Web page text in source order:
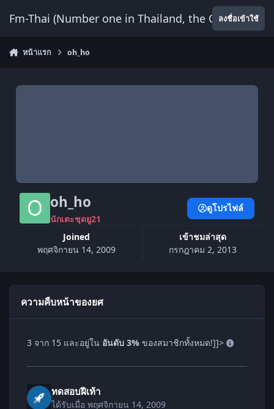
Fm-Thai (Number one in Thailand, the Onlyลงชื่อเข้าใช้
หน้าแรก oh_ho
oh_ho
นักเตะชุดยู21
Joined
พฤศจิกายน 14, 2009
เข้าชมล่าสุด
กรกฎาคม 2, 2013
ดูโปรไฟล์
ความคืบหน้าของยศ
3 จาก 15 และอยู่ใน อันดับ 3% ของสมาชิกทั้งหมด!]]>
ทดสอบฝีเท้า
ได้รับเมื่อ พฤศจิกายน 14, 2009